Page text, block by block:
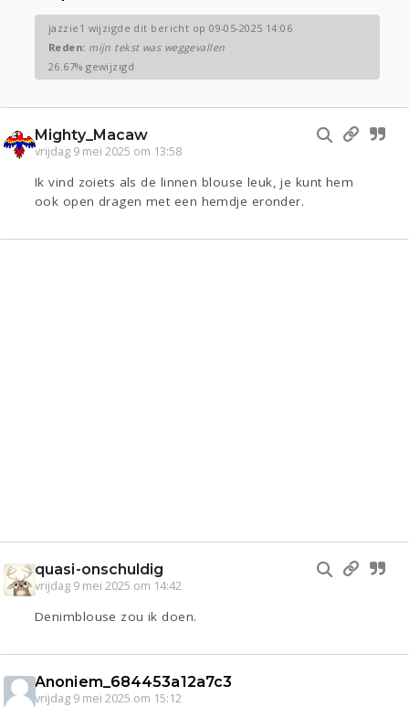
jazzie1 wijzigde dit bericht op 09-05-2025 14:06
Reden: mijn tekst was weggevallen
26.67% gewijzigd
Mighty_Macaw
vrijdag 9 mei 2025 om 13:58
Ik vind zoiets als de linnen blouse leuk, je kunt hem
ook open dragen met een hemdje eronder.
quasi-onschuldig
vrijdag 9 mei 2025 om 14:42
Denimblouse zou ik doen.
Anoniem_684453a12a7c3
vrijdag 9 mei 2025 om 15:12